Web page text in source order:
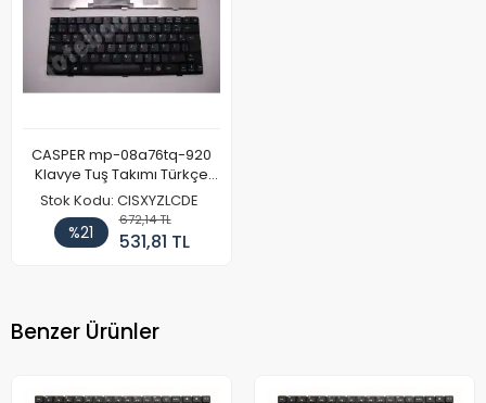
CASPER mp-08a76tq-920
Klavye Tuş Takımı Türkçe
Siyah
Stok Kodu: CISXYZLCDE
%21
672,14 TL
531,81 TL
Benzer Ürünler